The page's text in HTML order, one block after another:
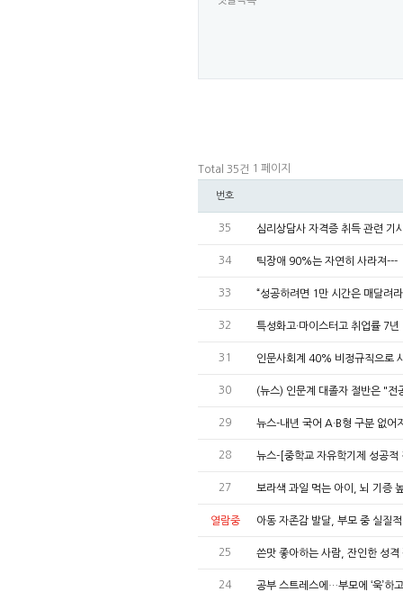
Total 35건 1 페이지
번호
35 심리상담사 자격증 취득 관련 기
34 틱장애 90%는 자연히 사라져---
33 “성공하려면 1만 시간은 매달려
32 특성화고·마이스터고 취업률 7
31 인문사회계 40% 비정규직으로
30 (뉴스) 인문계 대졸자 절반은 "전
29 뉴스-내년 국어 A·B형 구분 없
28 뉴스-[중학교 자유학기제 성공
27 보라색 과일 먹는 아이, 뇌 기증
열람중 아동 자존감 발달, 부모 중 실질
25 쓴맛 좋아하는 사람, 잔인한 성
24 공부 스트레스에…부모에 ‘욱’하